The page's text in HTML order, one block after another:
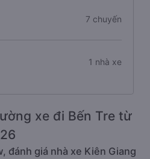
7 chuyến
1 nhà xe
xe đi Bến Tre từ
đánh giá nhà xe Kiên Giang